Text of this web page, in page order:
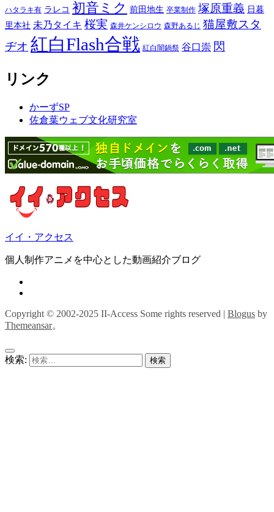
ハタラキ有 ラレコ 初音ミク 前田地生 卒業制作 塚原重義 日暮
里本社 未乃タイキ 桜実 森井ケンシロウ 森野あるじ 猫屋敷スタ
ヂオ 紅白Flash合戦 紅白闇鍋祭 谷口崇 閃
リンク
かーずSP
佐倉葉ウェブ文化研究室
イイ・アクセス
個人制作アニメを中心とした動画紹介ブログ
Copyright © 2002-2025 II-Access Some rights reserved | Blogus by
Themeansar。
検索: